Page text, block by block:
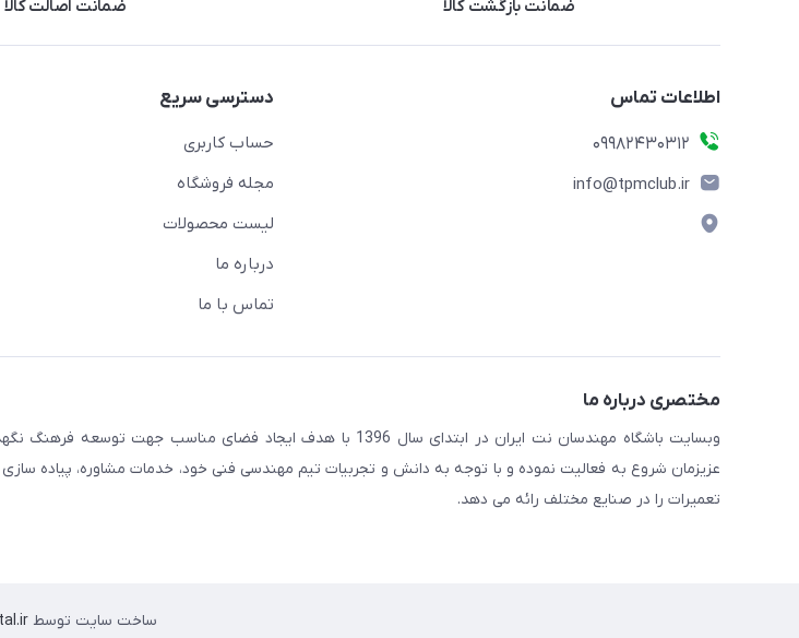
ضمانت بازگشت کالا ضمانت اصالت کالا
اطلاعات تماس
09982430312
info@tpmclub.ir
دسترسی سریع
حساب کاربری
مجله فروشگاه
لیست محصولات
درباره ما
تماس با ما
مختصری درباره ما
وبسایت باشگاه مهندسان نت ایران در ابتدای سال 1396 با هدف ایجاد فضای
عزیزمان شروع به فعالیت نموده و با توجه به دانش و تجربیات تیم مهندسی فنی خود، خدمات مشاوره، پیاده
تعمیرات را در صنایع مختلف رائه می دهد.
ساخت سایت توسط